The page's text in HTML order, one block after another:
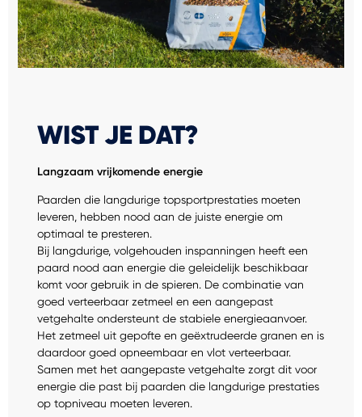
WIST JE DAT?
Langzaam vrijkomende energie
Paarden die langdurige topsportprestaties moeten
leveren, hebben nood aan de juiste energie om
optimaal te presteren.
Bij langdurige, volgehouden inspanningen heeft een
paard nood aan energie die geleidelijk beschikbaar
komt voor gebruik in de spieren. De combinatie van
goed verteerbaar zetmeel en een aangepast
vetgehalte ondersteunt de stabiele energieaanvoer.
Het zetmeel uit gepofte en geëxtrudeerde granen en is
daardoor goed opneembaar en vlot verteerbaar.
Samen met het aangepaste vetgehalte zorgt dit voor
energie die past bij paarden die langdurige prestaties
op topniveau moeten leveren.